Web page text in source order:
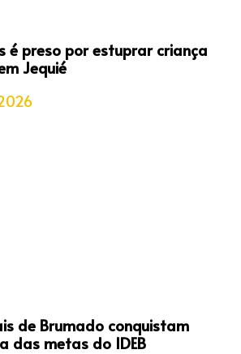
é preso por estuprar criança
Jequié
de Brumado conquistam
das metas do IDEB